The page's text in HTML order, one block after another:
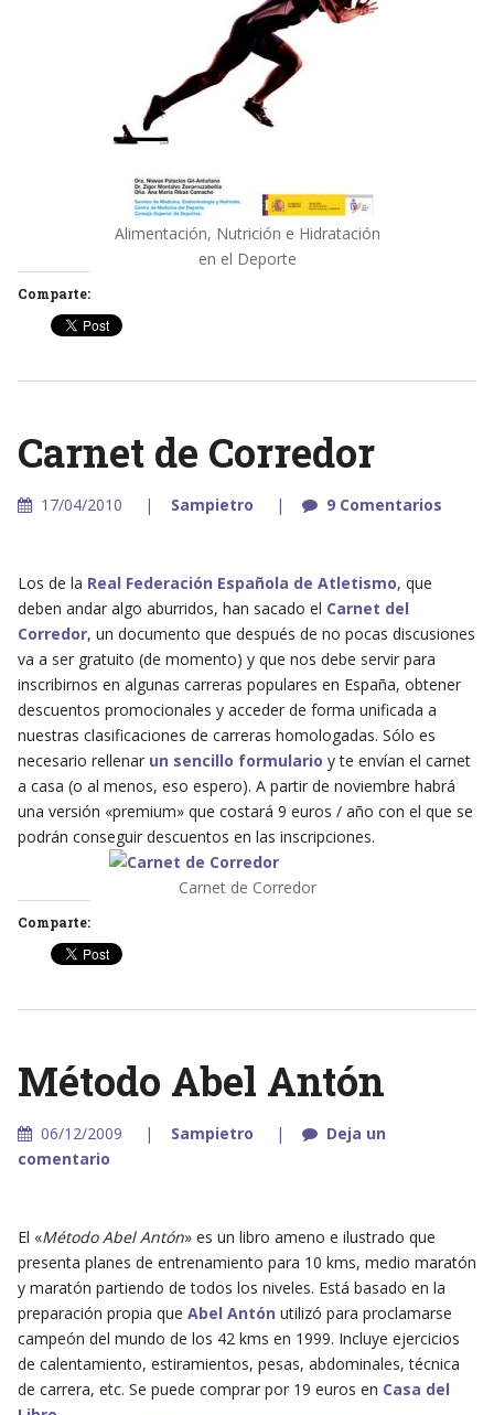
Alimentación, Nutrición e Hidratación
en el Deporte
Comparte:
Carnet de Corredor
17/04/2010 Sampietro 9 Comentarios
Los de la Real Federación Española de Atletismo, que
deben andar algo aburridos, han sacado el Carnet del
Corredor, un documento que después de no pocas discusiones
va a ser gratuito (de momento) y que nos debe servir para
inscribirnos en algunas carreras populares en España, obtener
descuentos promocionales y acceder de forma unificada a
nuestras clasificaciones de carreras homologadas. Sólo es
necesario rellenar un sencillo formulario y te envían el carnet
a casa (o al menos, eso espero). A partir de noviembre habrá
una versión «premium» que costará 9 euros / año con el que se
podrán conseguir descuentos en las inscripciones.
Carnet de Corredor
Comparte:
Método Abel Antón
06/12/2009 Sampietro
Deja un
comentario
El «Método Abel Antón» es un libro ameno e ilustrado que
presenta planes de entrenamiento para 10 kms, medio maratón
y maratón partiendo de todos los niveles. Está basado en la
preparación propia que Abel Antón utilizó para proclamarse
campeón del mundo de los 42 kms en 1999. Incluye ejercicios
de calentamiento, estiramientos, pesas, abdominales, técnica
de carrera, etc. Se puede comprar por 19 euros en Casa del